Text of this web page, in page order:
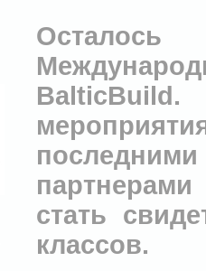
BalticBuild.
стать
классов.